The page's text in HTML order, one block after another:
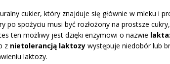
cukier, który znajduje się głównie w mleku i
po spożyciu musi być rozłożony na prostsze
ten możliwy jest dzięki enzymowi o nazwie
z nietolerancją laktozy występuje niedobór lub
laktozy.